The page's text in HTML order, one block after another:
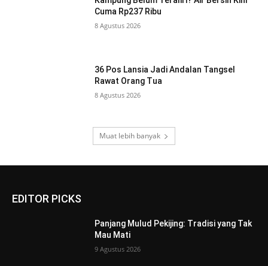
Cuma Rp237 Ribu
8 Agustus 2026
36 Pos Lansia Jadi Andalan Tangsel
Rawat Orang Tua
8 Agustus 2026
Muat lebih banyak
EDITOR PICKS
Panjang Mulud Pekijing: Tradisi yang Tak
Mau Mati
9 Agustus 2026